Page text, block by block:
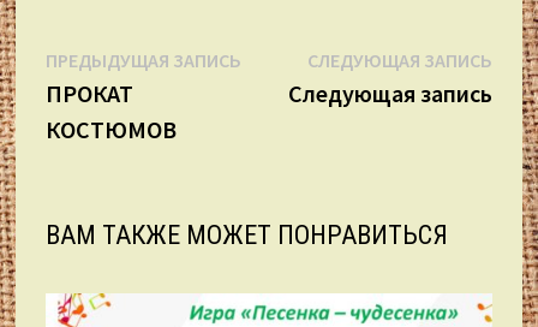
Навигация
по
ПРЕДЫДУЩАЯ ЗАПИСЬ Предыдущая
запись:
ПРОКАТ
КОСТЮМОВ
СЛЕДУЮЩАЯ ЗАПИСЬ
Следующая запись
ВАМ ТАКЖЕ МОЖЕТ ПОНРАВИТЬСЯ